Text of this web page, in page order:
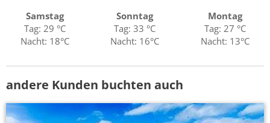
Samstag
Tag: 29 °C
Nacht: 18°C
Sonntag
Tag: 33 °C
Nacht: 16°C
Montag
Tag: 27 °C
Nacht: 13°C
andere Kunden buchten auch